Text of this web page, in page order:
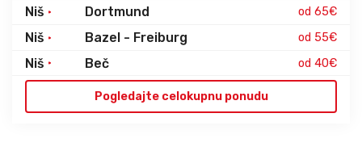
Niš Dortmund od 65€
Niš Bazel - Freiburg od 55€
Niš Beč od 40€
Pogledajte celokupnu ponudu